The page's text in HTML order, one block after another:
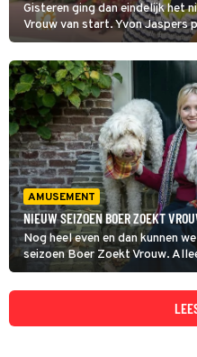
Gisteren ging dan eindelijk het
Vrouw van start. Yvon Jaspers
lange tijd met plezier. In een
ze wat het programma voor
discussie of het ook zonder
AMUSEMENT
NIEUW SEIZOEN BOER ZOEKT
Nog heel even en dan kunnen
seizoen Boer Zoekt Vrouw.
aan toe dan we gewend zijn.